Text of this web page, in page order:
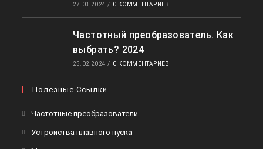
27.03.2024 / 0 КОММЕНТАРИЕВ
Частотный преобразователь. Как
выбрать? 2024
25.02.2024 / 0 КОММЕНТАРИЕВ
Полезные Ссылки
Частотные преобразователи
Устройства плавного пуска